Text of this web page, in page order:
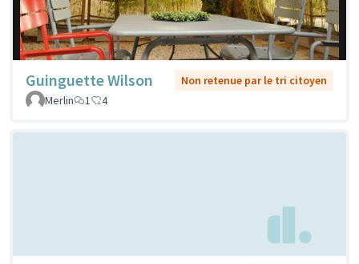
Guinguette Wilson
Non retenue par le tri citoyen
Merlin
1 4